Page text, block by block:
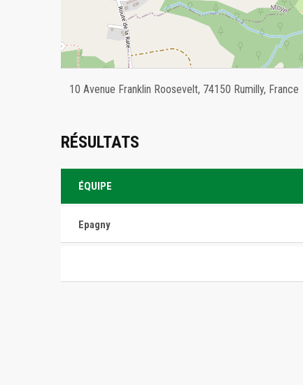
10 Avenue Franklin Roosevelt, 74150 Rumilly, France
RÉSULTATS
ÉQUIPE
Epagny